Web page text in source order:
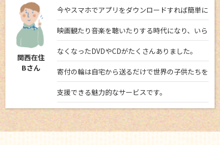
関西在住
Bさん
今やスマホでアプリをダウンロードすれば簡単に
映画観たり音楽を聴いたりする時代になり、いら
なくなったDVDやCDがたくさんありました。
寄付の輪は自宅から送るだけで世界の子供たちを
支援できる魅力的なサービスです。